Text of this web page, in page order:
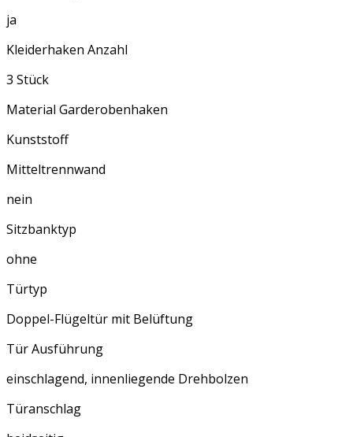
ja
Kleiderhaken Anzahl
3 Stück
Material Garderobenhaken
Kunststoff
Mitteltrennwand
nein
Sitzbanktyp
ohne
Türtyp
Doppel-Flügeltür mit Belüftung
Tür Ausführung
einschlagend, innenliegende Drehbolzen
Türanschlag